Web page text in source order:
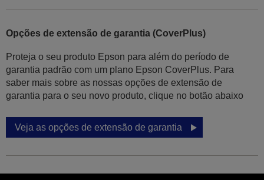
Opções de extensão de garantia (CoverPlus)
Proteja o seu produto Epson para além do período de
garantia padrão com um plano Epson CoverPlus. Para
saber mais sobre as nossas opções de extensão de
garantia para o seu novo produto, clique no botão abaixo
Veja as opções de extensão de garantia